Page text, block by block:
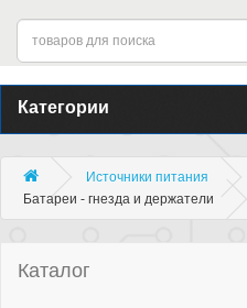
Категории
Источники питания
Батареи - гнезда и держатели
Каталог